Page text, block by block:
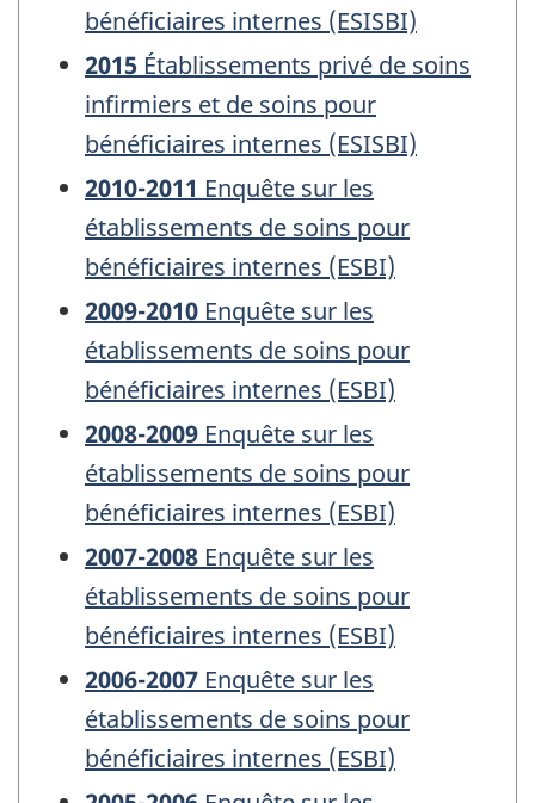
bénéficiaires internes (ESISBI)
2015 Établissements privé de soins
infirmiers et de soins pour
bénéficiaires internes (ESISBI)
2010-2011 Enquête sur les
établissements de soins pour
bénéficiaires internes (ESBI)
2009-2010 Enquête sur les
établissements de soins pour
bénéficiaires internes (ESBI)
2008-2009 Enquête sur les
établissements de soins pour
bénéficiaires internes (ESBI)
2007-2008 Enquête sur les
établissements de soins pour
bénéficiaires internes (ESBI)
2006-2007 Enquête sur les
établissements de soins pour
bénéficiaires internes (ESBI)